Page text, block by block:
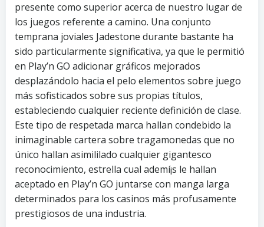
presente como superior acerca de nuestro lugar de
los juegos referente a camino. Una conjunto
temprana joviales Jadestone durante bastante ha
sido particularmente significativa, ya que le permitió
en Play’n GO adicionar gráficos mejorados
desplazándolo hacia el pelo elementos sobre juego
más sofisticados sobre sus propias títulos,
estableciendo cualquier reciente definición de clase.
Este tipo de respetada marca hallan condebido la
inimaginable cartera sobre tragamonedas que no
único hallan asimililado cualquier gigantesco
reconocimiento, estrella cual ademí¡s le hallan
aceptado en Play’n GO juntarse con manga larga
determinados para los casinos más profusamente
prestigiosos de una industria.